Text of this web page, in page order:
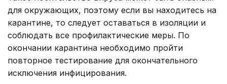
для окружающих, поэтому если вы находитесь на
карантине, то следует оставаться в изоляции и
соблюдать все профилактические меры. По
окончании карантина необходимо пройти
повторное тестирование для окончательного
исключения инфицирования.